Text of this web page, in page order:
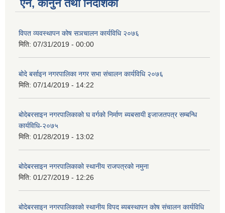
ऐन, कानुन तथा निर्देशिका
विपत व्यवस्थापन कोष सञचालन कार्यविधि २०७६
मिति: 07/31/2019 - 00:00
बोदे बर्साइन नगरपालिका नगर सभा संचालन कार्यविधि २०७६
मिति: 07/14/2019 - 14:22
बोदेबरसाइन नगरपालिकाको घ वर्गको निर्माण ब्यबसायी इजाजतपत्र सम्बन्धि
कार्यविधि-२०७५
मिति: 01/28/2019 - 13:02
बोदेबरसाइन नगरपालिकाको स्थानीय राजपत्रको नमुना
मिति: 01/27/2019 - 12:26
बोदेबरसाइन नगरपालिकाको स्थानीय विपद ब्यबस्थापन कोष संचालन कार्यविधि